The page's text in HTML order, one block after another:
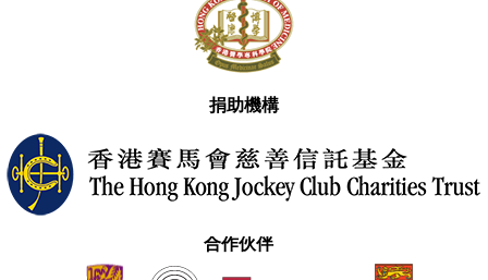
捐助機構
合作伙伴